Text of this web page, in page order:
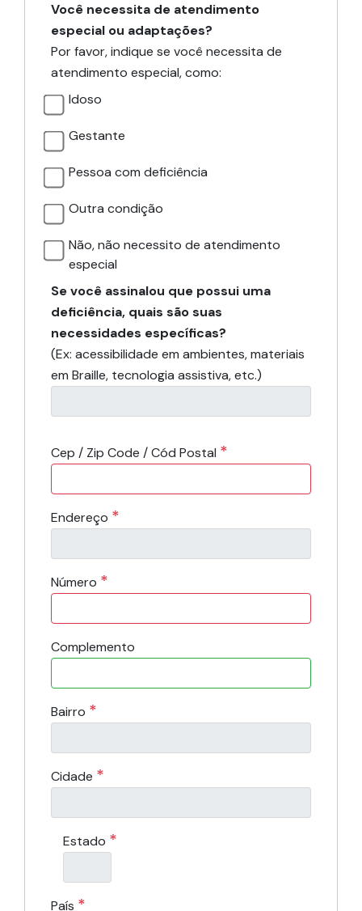
Você necessita de atendimento
especial ou adaptações?
Por favor, indique se você necessita de
atendimento especial, como:
Idoso
Gestante
Pessoa com deficiência
Outra condição
Não, não necessito de atendimento
especial
Se você assinalou que possui uma
deficiência, quais são suas
necessidades específicas?
(Ex: acessibilidade em ambientes, materiais
em Braille, tecnologia assistiva, etc.)
Cep / Zip Code / Cód Postal *
Endereço *
Número *
Complemento
Bairro *
Cidade *
Estado *
País *